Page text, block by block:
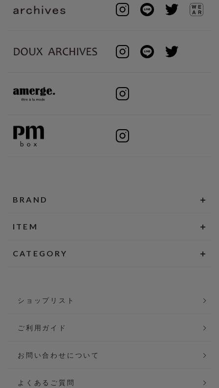
BRAND
ITEM
CATEGORY
ショップリスト
ご利用ガイド
お問い合わせについて
よくあるご質問